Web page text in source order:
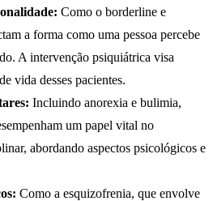
Como o borderline e
a forma como uma pessoa percebe
A intervenção psiquiátrica visa
vida desses pacientes.
Incluindo anorexia e bulimia,
um papel vital no
abordando aspectos psicológicos e
Como a esquizofrenia, que envolve